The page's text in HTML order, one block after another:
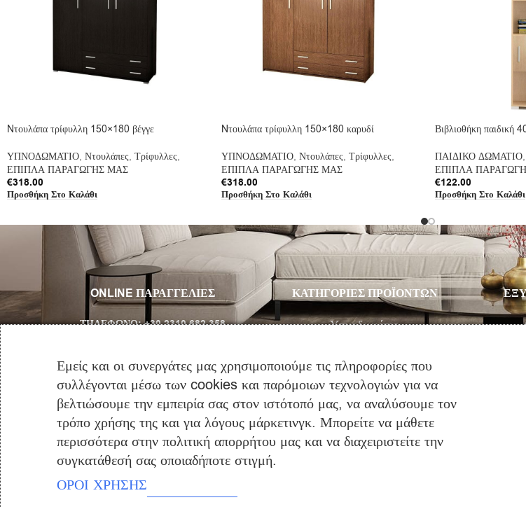
Nτουλάπα τρίφυλλη 150×180 βέγγε
ΥΠΝΟΔΩΜΑΤΙΟ, Ντουλάπες, Τρίφυλλες,
ΕΠΙΠΛΑ ΠΑΡΑΓΩΓΗΣ ΜΑΣ
€318.00
Προσθήκη Στο Καλάθι
Nτουλάπα τρίφυλλη 150×180 καρυδί
ΥΠΝΟΔΩΜΑΤΙΟ, Ντουλάπες, Τρίφυλλες,
ΕΠΙΠΛΑ ΠΑΡΑΓΩΓΗΣ ΜΑΣ
€318.00
Προσθήκη Στο Καλάθι
Βιβλιοθήκη παιδική
ΠΑΙΔΙΚΟ ΔΩΜΑΤΙΟ,
ΕΠΙΠΛΑ
€122.00
Προσθήκη Στο Καλάθι
ONLINE ΠΑΡΑΓΓΕΛΙΕΣ
ΤΗΛΈΦΩΝΟ:+30 2310 682 358
ΤΗΛ/ΚΗ ΕΞΥΠΗΡΕΤΗΣΗ
ΔΕΥ-ΠΑΡ: 09:00 – 16:00
ΚΑΤΗΓΟΡΙΕΣ ΠΡΟΪΟΝΤΩΝ
Υπνοδωμάτιο
Παιδικό Δωμάτιο
Στρώματα
Προσφορές
Copyright © 2023 furniclick.com. All rights reserved. Created by
Εμείς και οι συνεργάτες μας χρησιμοποιούμε τις πληροφορίες που
συλλέγονται μέσω των cookies και παρόμοιων τεχνολογιών για να
βελτιώσουμε την εμπειρία σας στον ιστότοπό μας, να αναλύσουμε τον
τρόπο χρήσης της και για λόγους μάρκετινγκ. Μπορείτε να μάθετε
περισσότερα στην πολιτική απορρήτου μας και να διαχειριστείτε την
συγκατάθεσή σας οποιαδήποτε στιγμή.
ΟΡΟΙ ΧΡΗΣΗΣ